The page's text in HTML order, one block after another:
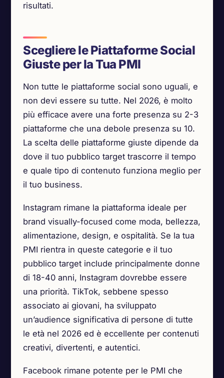
risultati.
Scegliere le Piattaforme Social
Giuste per la Tua PMI
Non tutte le piattaforme social sono uguali, e
non devi essere su tutte. Nel 2026, è molto
più efficace avere una forte presenza su 2-3
piattaforme che una debole presenza su 10.
La scelta delle piattaforme giuste dipende da
dove il tuo pubblico target trascorre il tempo
e quale tipo di contenuto funziona meglio per
il tuo business.
Instagram rimane la piattaforma ideale per
brand visually-focused come moda, bellezza,
alimentazione, design, e ospitalità. Se la tua
PMI rientra in queste categorie e il tuo
pubblico target include principalmente donne
di 18-40 anni, Instagram dovrebbe essere
una priorità. TikTok, sebbene spesso
associato ai giovani, ha sviluppato
un’audience significativa di persone di tutte
le età nel 2026 ed è eccellente per contenuti
creativi, divertenti, e autentici.
Facebook rimane potente per le PMI che